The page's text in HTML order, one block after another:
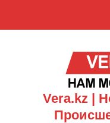
Vera.kz |